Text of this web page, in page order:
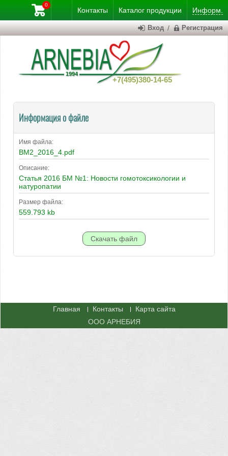
Контакты Каталог продукции Информ.
+7(495)380-14-65
0
Вход / Регистрация
Информация о файле
Имя файла:
BM2_2016_4.pdf
Описание:
Статья 2016 БМ №1: Новости гомотоксикологии и
натуропатии
Размер файла:
559.793 kb
Главная Контакты
Карта сайта
ООО АРНЕБИЯ